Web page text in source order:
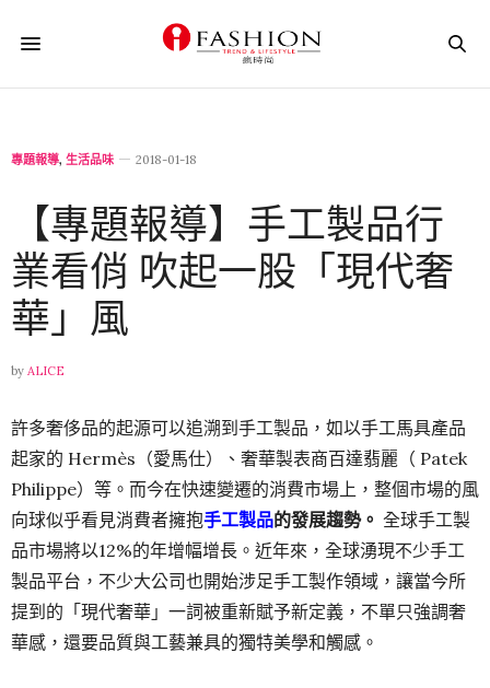
專題報導, 生活品味 2018-01-18
【專題報導】手工製品行
業看俏 吹起一股「現代奢
華」風
by ALICE
許多奢侈品的起源可以追溯到手工製品，如以手工馬具產品
起家的 Hermès（愛馬仕）、奢華製表商百達翡麗（ Patek
Philippe）等。而今在快速變遷的消費市場上，整個市場的風
向球似乎看見消費者擁抱手工製品的發展趨勢。 全球手工製
品市場將以12%的年增幅增長。近年來，全球湧現不少手工
製品平台，不少大公司也開始涉足手工製作領域，讓當今所
提到的「現代奢華」一詞被重新賦予新定義，不單只強調奢
華感，還要品質與工藝兼具的獨特美學和觸感。